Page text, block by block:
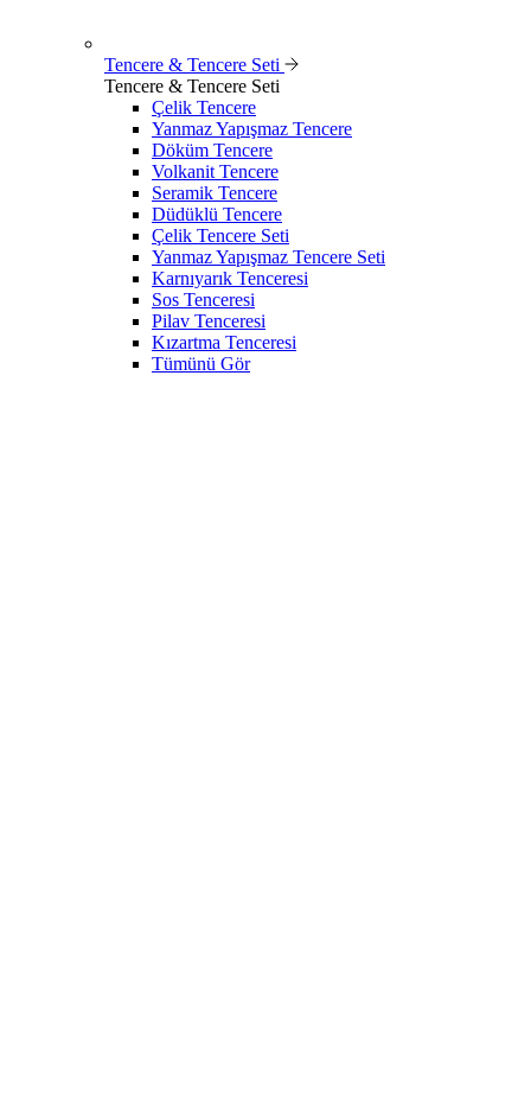
Tencere & Tencere Seti
Tencere & Tencere Seti
Çelik Tencere
Yanmaz Yapışmaz Tencere
Döküm Tencere
Volkanit Tencere
Seramik Tencere
Düdüklü Tencere
Çelik Tencere Seti
Yanmaz Yapışmaz Tencere Seti
Karnıyarık Tenceresi
Sos Tenceresi
Pilav Tenceresi
Kızartma Tenceresi
Tümünü Gör